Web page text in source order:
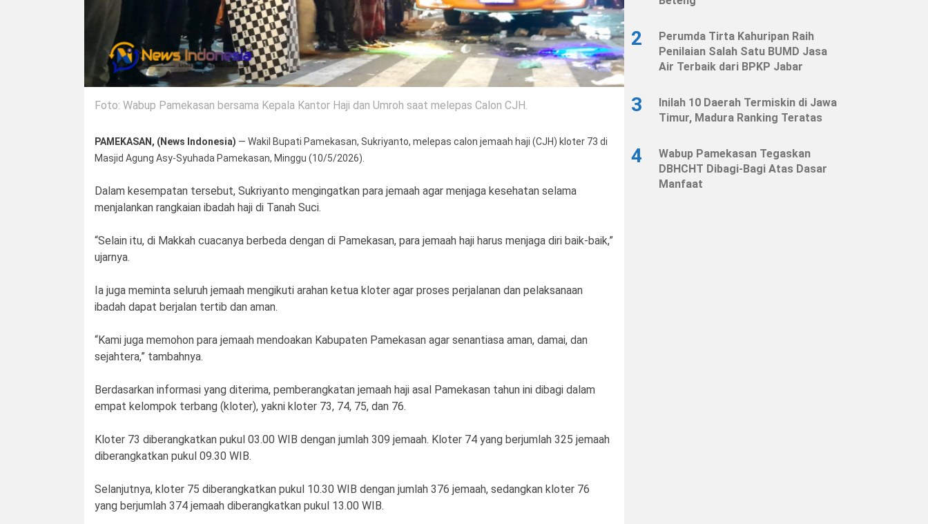
Foto: Wabup Pamekasan bersama Kepala Kantor Haji dan Umroh saat melepas Calon CJH.
PAMEKASAN, (News Indonesia) — Wakil Bupati Pamekasan, Sukriyanto, melepas calon jemaah haji (CJH) kloter 73 di
Masjid Agung Asy-Syuhada Pamekasan, Minggu (10/5/2026).
Dalam kesempatan tersebut, Sukriyanto mengingatkan para jemaah agar menjaga kesehatan selama
menjalankan rangkaian ibadah haji di Tanah Suci.
“Selain itu, di Makkah cuacanya berbeda dengan di Pamekasan, para jemaah haji harus menjaga diri baik-baik,”
ujarnya.
Ia juga meminta seluruh jemaah mengikuti arahan ketua kloter agar proses perjalanan dan pelaksanaan
ibadah dapat berjalan tertib dan aman.
“Kami juga memohon para jemaah mendoakan Kabupaten Pamekasan agar senantiasa aman, damai, dan
sejahtera,” tambahnya.
Berdasarkan informasi yang diterima, pemberangkatan jemaah haji asal Pamekasan tahun ini dibagi dalam
empat kelompok terbang (kloter), yakni kloter 73, 74, 75, dan 76.
Kloter 73 diberangkatkan pukul 03.00 WIB dengan jumlah 309 jemaah. Kloter 74 yang berjumlah 325 jemaah
diberangkatkan pukul 09.30 WIB.
Selanjutnya, kloter 75 diberangkatkan pukul 10.30 WIB dengan jumlah 376 jemaah, sedangkan kloter 76
yang berjumlah 374 jemaah diberangkatkan pukul 13.00 WIB.
2
Perumda Tirta Kahuripan Raih
Penilaian Salah Satu BUMD Jasa
Air Terbaik dari BPKP Jabar
3
Inilah 10 Daerah Termiskin di Jawa
Timur, Madura Ranking Teratas
4
Wabup Pamekasan Tegaskan
DBHCHT Dibagi-Bagi Atas Dasar
Manfaat